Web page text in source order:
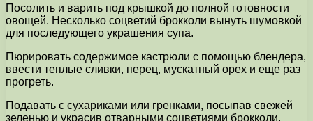
Посолить и варить под крышкой до полной готовности
овощей. Несколько соцветий брокколи вынуть шумовкой
для последующего украшения супа.
Пюрировать содержимое кастрюли с помощью блендера,
ввести теплые сливки, перец, мускатный орех и еще раз
прогреть.
Подавать с сухариками или гренками, посыпав свежей
зеленью и украсив отварными соцветиями брокколи.